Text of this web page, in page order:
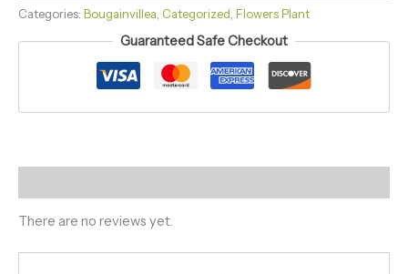
Categories: Bougainvillea Categorized Flowers Plant
Guaranteed Safe Checkout
There are no reviews yet.